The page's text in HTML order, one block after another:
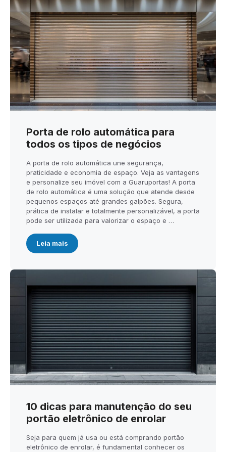
Porta de rolo automática para
todos os tipos de negócios
A porta de rolo automática une segurança,
praticidade e economia de espaço. Veja as vantagens
e personalize seu imóvel com a Guaruportas! A porta
de rolo automática é uma solução que atende desde
pequenos espaços até grandes galpões. Segura,
prática de instalar e totalmente personalizável, a porta
pode ser utilizada para valorizar o espaço e …
Leia mais
10 dicas para manutenção do seu
portão eletrônico de enrolar
Seja para quem já usa ou está comprando portão
eletrônico de enrolar, é fundamental conhecer os